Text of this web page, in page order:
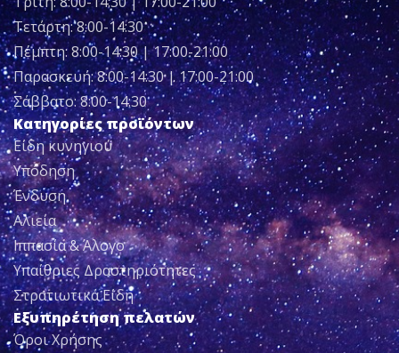
Τετάρτη: 8:00-14:30
Πέμπτη: 8:00-14:30 | 17:00-21:00
Παρασκευή: 8:00-14:30 | 17:00-21:00
Σάββατο: 8:00-14:30
Κατηγορίες προϊόντων
Είδη κυνηγιού
Υπόδηση
Ένδυση
Αλιεία
Ιππασία & Άλογο
Υπαίθριες Δραστηριότητες
Στρατιωτικά Είδη
Εξυπηρέτηση πελατών
Όροι Χρήσης